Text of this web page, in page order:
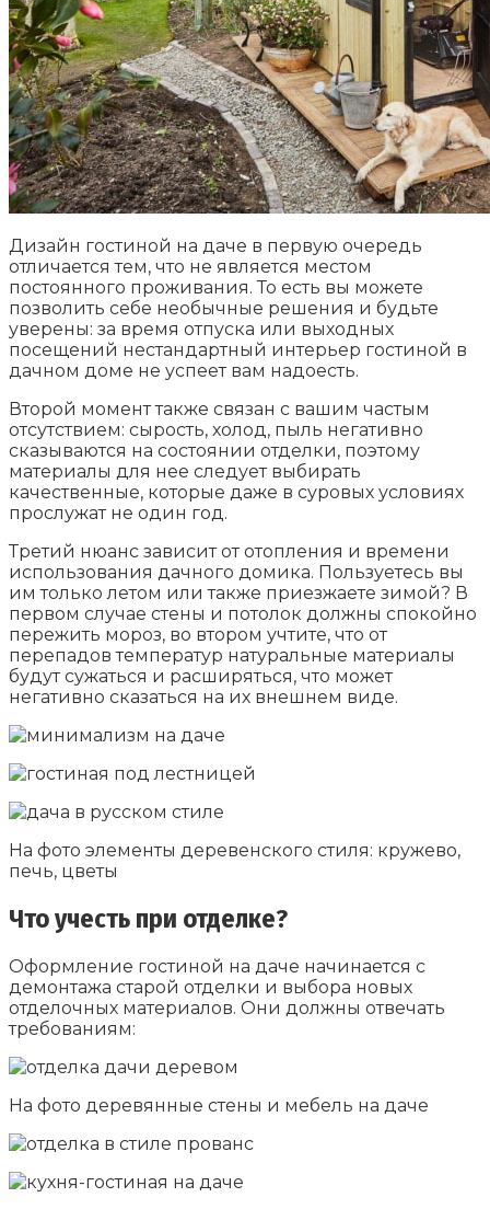
Дизайн гостиной на даче в первую очередь
отличается тем, что не является местом
постоянного проживания. То есть вы можете
позволить себе необычные решения и будьте
уверены: за время отпуска или выходных
посещений нестандартный интерьер гостиной в
дачном доме не успеет вам надоесть.
Второй момент также связан с вашим частым
отсутствием: сырость, холод, пыль негативно
сказываются на состоянии отделки, поэтому
материалы для нее следует выбирать
качественные, которые даже в суровых условиях
прослужат не один год.
Третий нюанс зависит от отопления и времени
использования дачного домика. Пользуетесь вы
им только летом или также приезжаете зимой? В
первом случае стены и потолок должны спокойно
пережить мороз, во втором учтите, что от
перепадов температур натуральные материалы
будут сужаться и расширяться, что может
негативно сказаться на их внешнем виде.
На фото элементы деревенского стиля: кружево,
печь, цветы
Что учесть при отделке?
Оформление гостиной на даче начинается с
демонтажа старой отделки и выбора новых
отделочных материалов. Они должны отвечать
требованиям:
На фото деревянные стены и мебель на даче